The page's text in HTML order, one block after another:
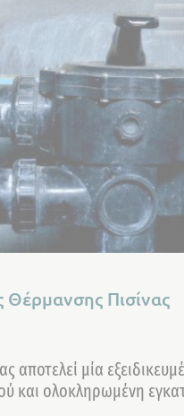
Θέρμανσης Πισίνας
αποτελεί μία
και ολοκληρωμένη